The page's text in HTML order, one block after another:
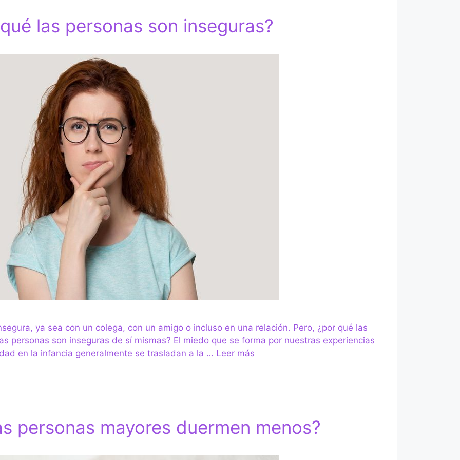
las personas son inseguras?
ya sea con un colega, con un amigo o incluso en una relación. Pero, ¿por qué las
personas son inseguras de sí mismas? El miedo que se forma por nuestras experiencias
en la infancia generalmente se trasladan a la … Leer más
personas mayores duermen menos?